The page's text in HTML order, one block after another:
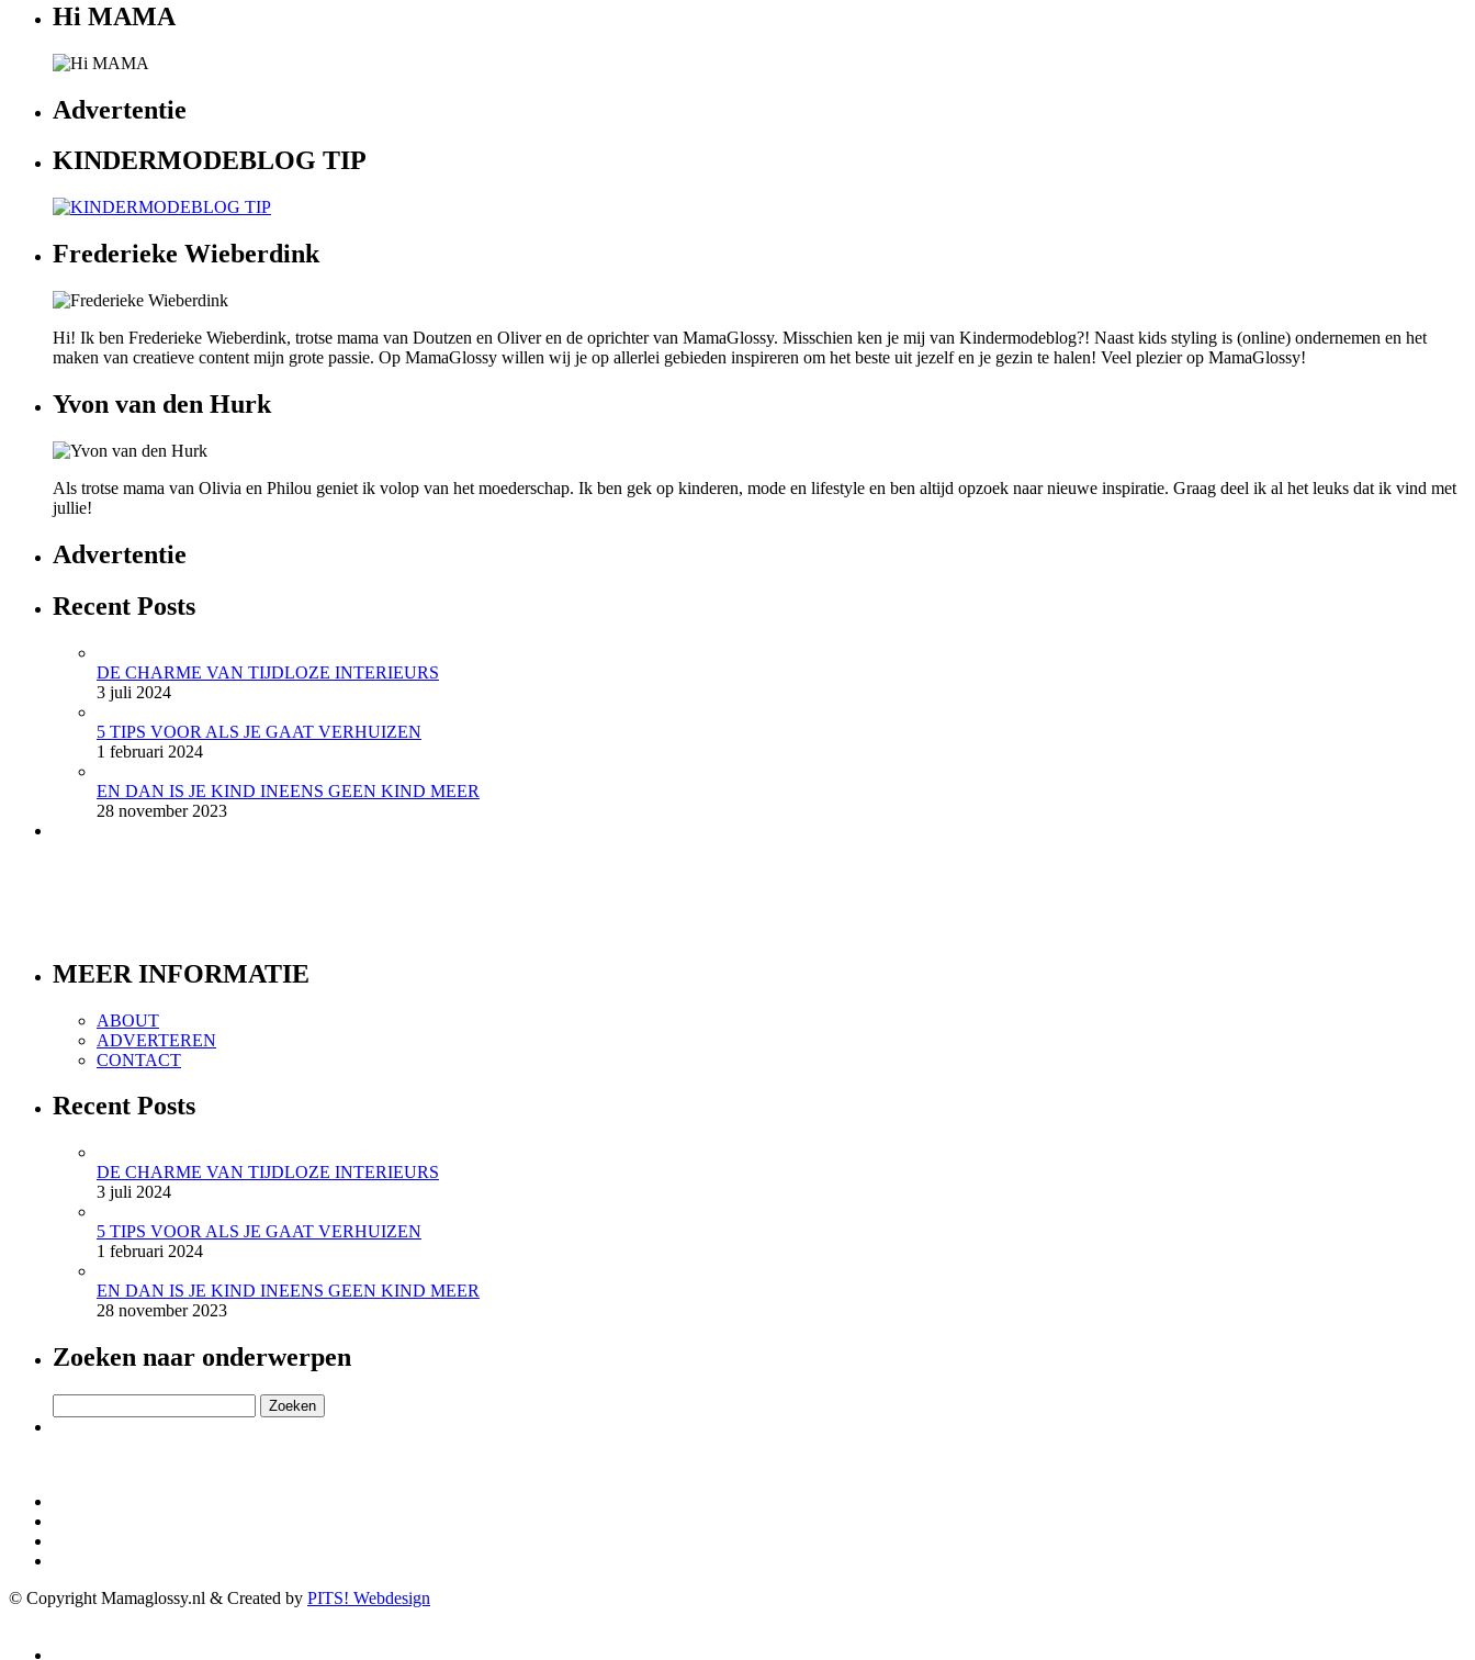
Hi MAMA
Advertentie
KINDERMODEBLOG TIP
Frederieke Wieberdink
Hi! Ik ben Frederieke Wieberdink, trotse mama van Doutzen en Oliver en de oprichter van MamaGlossy. Misschien ken je mij van Kindermodeblog?! Naast kids styling is (online) ondernemen en het
maken van creatieve content mijn grote passie. Op MamaGlossy willen wij je op allerlei gebieden inspireren om het beste uit jezelf en je gezin te halen! Veel plezier op MamaGlossy!
Yvon van den Hurk
Als trotse mama van Olivia en Philou geniet ik volop van het moederschap. Ik ben gek op kinderen, mode en lifestyle en ben altijd opzoek naar nieuwe inspiratie. Graag deel ik al het leuks dat ik vind met
jullie!
Advertentie
Recent Posts
DE CHARME VAN TIJDLOZE INTERIEURS
3 juli 2024
5 TIPS VOOR ALS JE GAAT VERHUIZEN
1 februari 2024
EN DAN IS JE KIND INEENS GEEN KIND MEER
28 november 2023
MEER INFORMATIE
ABOUT
ADVERTEREN
CONTACT
Recent Posts
DE CHARME VAN TIJDLOZE INTERIEURS
3 juli 2024
5 TIPS VOOR ALS JE GAAT VERHUIZEN
1 februari 2024
EN DAN IS JE KIND INEENS GEEN KIND MEER
28 november 2023
Zoeken naar onderwerpen
naar:
© Copyright Mamaglossy.nl & Created by PITS! Webdesign